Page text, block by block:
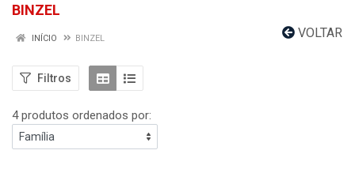
BINZEL
VOLTAR
INÍCIO BINZEL
Filtros
4 produtos ordenados por: